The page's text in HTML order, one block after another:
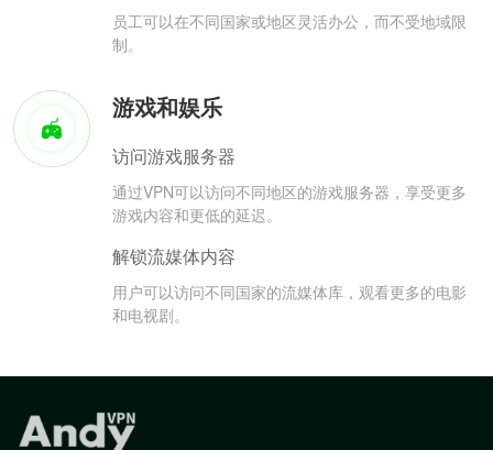
员工可以在不同国家或地区灵活办公，而不受地域限
制。
游戏和娱乐
访问游戏服务器
通过VPN可以访问不同地区的游戏服务器，享受更多
游戏内容和更低的延迟。
解锁流媒体内容
用户可以访问不同国家的流媒体库，观看更多的电影
和电视剧。